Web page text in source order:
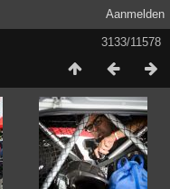
Aanmelden
3133/11578